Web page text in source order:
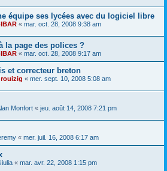
équipe ses lycées avec du logiciel libre
« mar. oct. 28, 2008 9:38 am
la page des polices ?
« mar. oct. 28, 2008 9:17 am
et correcteur breton
« mer. sept. 10, 2008 5:08 am
Monfort « jeu. août 14, 2008 7:21 pm
« mer. juil. 16, 2008 6:17 am
« mar. avr. 22, 2008 1:15 pm